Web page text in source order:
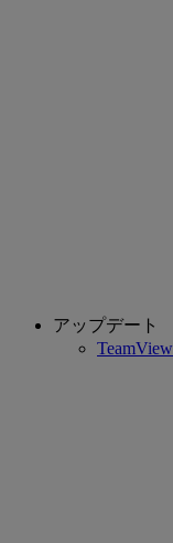
アップデート